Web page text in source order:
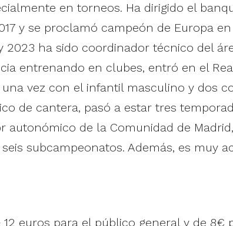
en torneos. Ha dirigido el
y se proclamó campeón de Europa en
ha sido coordinador técnico del
entrenando en clubes, entró en el
vez con el infantil masculino y dos
de cantera, pasó a estar tres
de la Comunidad de
subcampeonatos. Además, es muy
euros para el público general y de 8€